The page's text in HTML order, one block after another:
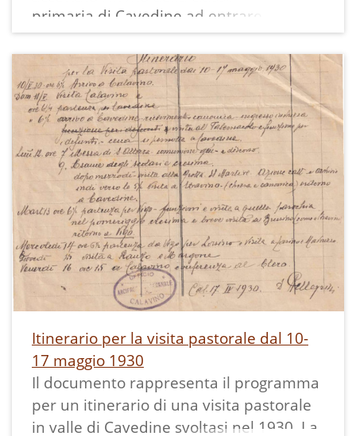
primaria di Cavedine ad entrare in
classe per rispondere alle curiosità dei
bambini sulla sua esperienza di scolara
e maestra.
È stato questo uno degli incontri
all'interno del progetto coordinato da
ecomuseo della Valle dei Laghi per la
ricostruzione della storia delle scuole del
Comune di Cavedine.
Gli intervistatori sono stati gli alunni
della classe terza di Cavedine.
Nonostante la classe numerosa, ogni
bambino ha avuto la possibilità di
soddisfare le proprie curiosità
incontrando grande disponibilità dalla
maestra Lina, che ha mantenuto
inalterata la sua capacità di coinvolgere
la classe, nonostante non potesse girare
fra i banchi, come le veniva naturale, per
Itinerario per la visita pastorale dal 10-
17 maggio 1930
Il documento rappresenta il programma
per un itinerario di una visita pastorale
in valle di Cavedine svoltasi nel 1930. La